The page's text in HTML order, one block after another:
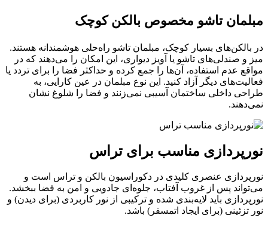
مبلمان تاشو مخصوص بالکن کوچک
در بالکن‌های بسیار کوچک، مبلمان تاشو راه‌حلی هوشمندانه هستند.
میز و صندلی‌های تاشو یا آویز دیواری، این امکان را می‌دهند که در
مواقع عدم استفاده، آن‌ها را جمع کرده و حداکثر فضا را برای تردد یا
فعالیت‌های دیگر آزاد کنید. این نوع مبلمان در عین کارایی، به
طراحی داخلی ساختمان آسیبی نمی‌زنند و فضا را شلوغ نشان
نمی‌دهند.
نورپردازی مناسب برای تراس
نورپردازی عنصری کلیدی در دکوراسیون بالکن و تراس است و
می‌تواند پس از غروب آفتاب، جلوه‌ای جادویی و امن به فضا ببخشد.
نورپردازی باید لایه‌بندی شده و ترکیبی از نور کاربردی (برای دیدن) و
نور تزئینی (برای ایجاد اتمسفر) باشد.